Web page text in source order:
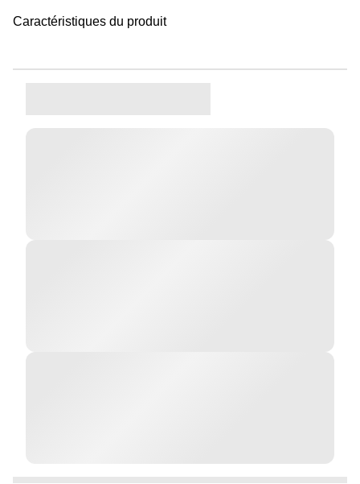
Caractéristiques du produit